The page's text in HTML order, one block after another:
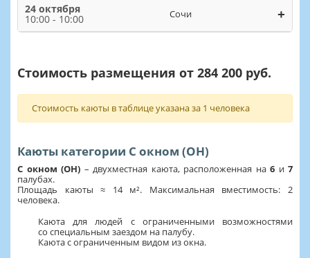
24 октября
10:00 - 10:00 Сочи +
Стоимость размещения от 284 200 руб.
Стоимость каюты в таблице указана за 1 человека
Каюты категории С окном (OH)
С окном (OH) – двухместная каюта, расположенная на 6 и 7
палубах.
Площадь каюты ≈ 14 м². Максимальная вместимость: 2
человека.
Каюта для людей с ограниченными возможностями
со специальным заездом на палубу.
Каюта с ограниченным видом из окна.